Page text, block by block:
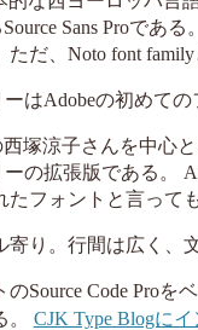
Sans Proであ
だ、Noto font
はAdobeの初めて
塚涼子さんを中心
ーの拡張版である。
たフォントと言って
り。行間は広く、
Source Code Proを
。 CJK Type Blogに